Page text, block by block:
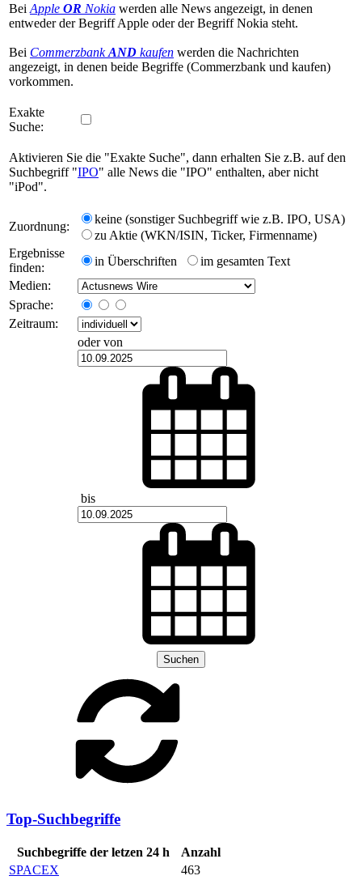
Bei Apple OR Nokia werden alle News angezeigt, in denen
entweder der Begriff Apple oder der Begriff Nokia steht.
Bei CommerzbankAND kaufen werden die Nachrichten
angezeigt, in denen beide Begriffe (Commerzbank und kaufen)
vorkommen.
Exakte
Suche:
Aktivieren Sie die "Exakte Suche", dann erhalten Sie z.B. auf den
Suchbegriff "IPO" alle News die "IPO" enthalten, aber nicht
"iPod".
Zuordnung:
keine (sonstiger Suchbegriff wie z.B. IPO, USA)
zu Aktie (WKN/ISIN, Ticker, Firmenname)
Ergebnisse
finden:
in Überschriften
im gesamten Text
Medien:
Sprache:
Zeitraum:
oder von
bis
Suchen
Top-Suchbegriffe
Suchbegriffe der letzen 24 h
Anzahl
SPACEX
463